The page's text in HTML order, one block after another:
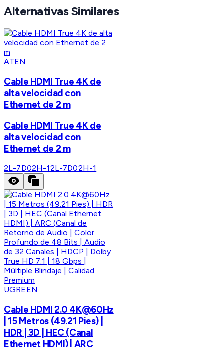
Alternativas Similares
ATEN
Cable HDMI True 4K de
alta velocidad con
Ethernet de 2 m
Cable HDMI True 4K de
alta velocidad con
Ethernet de 2 m
2L-7D02H-12L-7D02H-1
UGREEN
Cable HDMI 2.0 4K@60Hz
| 15 Metros (49.21 Pies) |
HDR | 3D | HEC (Canal
Ethernet HDMI) | ARC